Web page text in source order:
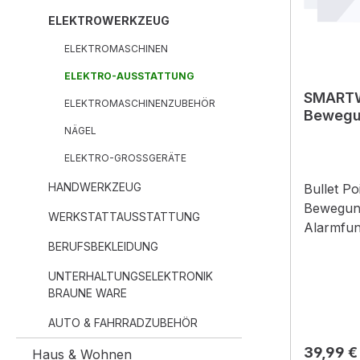
ELEKTROWERKZEUG
ELEKTROMASCHINEN
ELEKTRO-AUSSTATTUNG
ELEKTROMASCHINENZUBEHÖR
NÄGEL
ELEKTRO-GROSSGERÄTE
HANDWERKZEUG
WERKSTATTAUSSTATTUNG
BERUFSBEKLEIDUNG
UNTERHALTUNGSELEKTRONIK
BRAUNE WARE
AUTO & FAHRRADZUBEHÖR
Haus & Wohnen
Bullet
39,99 €